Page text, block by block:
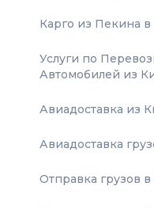
Карго из Пекина
Услуги по
Автомобилей из
Авиадоставка из
Авиадоставка
Отправка грузов в